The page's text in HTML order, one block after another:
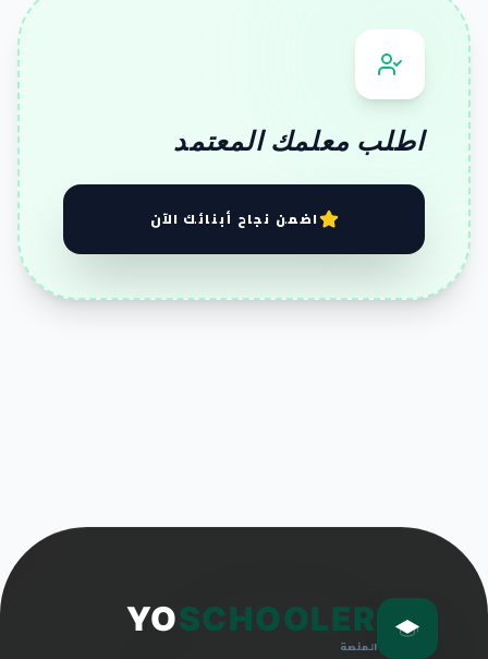
اطلب معلمك المعتمد
اضمن نجاح أبنائك الآن
YOSCHOOLER
المنصة